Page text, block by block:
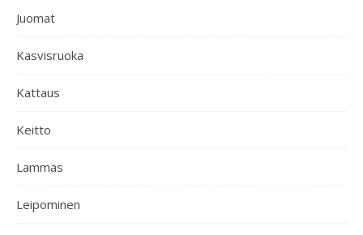
Juomat
Kasvisruoka
Kattaus
Keitto
Lammas
Leipominen